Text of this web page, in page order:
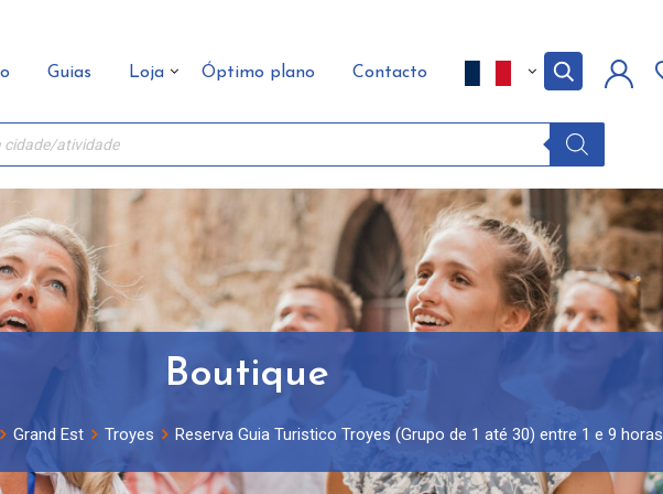
Guias Loja Óptimo plano Contacto
Boutique
Grand Est Troyes Reserva Guia Turistico Troyes (Grupo de 1 até 30) entre 1 e 9 horas